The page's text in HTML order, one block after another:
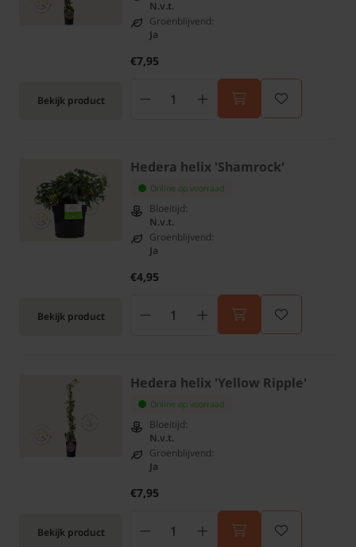
Bekijk product
N.v.t.
Groenblijvend:
Ja
€7,95
Bekijk product
Hedera helix 'Shamrock'
Online op voorraad
Bloeitijd:
N.v.t.
Groenblijvend:
Ja
€4,95
Bekijk product
Hedera helix 'Yellow Ripple'
Online op voorraad
Bloeitijd:
N.v.t.
Groenblijvend:
Ja
€7,95